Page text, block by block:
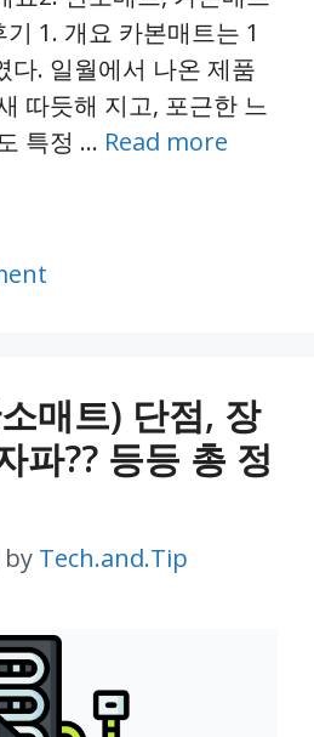
1. 개요 카본매트는 1
다. 일월에서 나온 제품
따듯해 지고, 포근한 느
특정 … Read more
매트) 단점, 장
파?? 등등 총 정
by Tech.and.Tip